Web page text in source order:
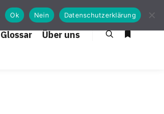
Glossar Über uns
Ok Nein Datenschutzerklärung